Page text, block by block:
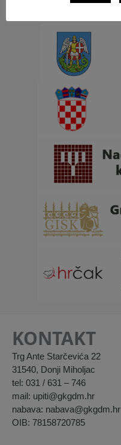
KONTAKT
Trg Ante Starčevića 22
31540, Donji Miholjac
tel: 031 / 631 – 746
mail: upiti@gkgdm.hr
nabava: nabava@gkgdm.hr
OIB: 78158720785